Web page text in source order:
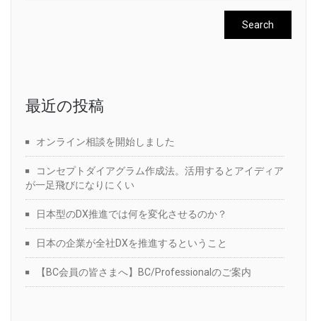
最近の投稿
オンライン相談を開始しました
コンセプトダイアグラム作成法。活用するとアイディア
が一足飛びになりにくい
日本型のDX推進では何を変化させるのか？
日本の企業が全社DXを推進するということ
【BC会員の皆さまへ】BC/Professionalのご案内